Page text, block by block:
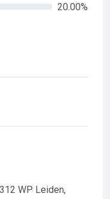
20.00%
WP Leiden,